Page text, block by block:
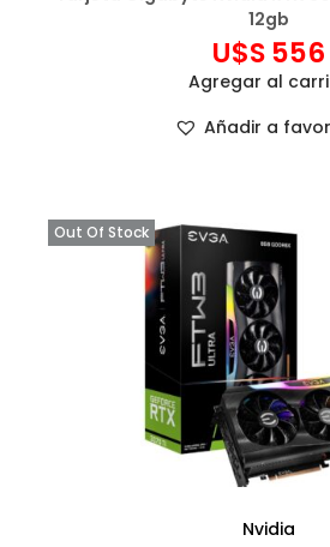
12gb
U$S556
Agregar al
Añadir a
Out Of Stock
Nvidia